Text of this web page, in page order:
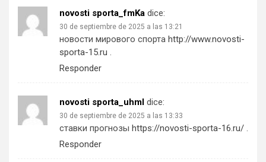
novosti sporta_fmKa dice:
30 de septiembre de 2025 a las 13:21
новости мирового спорта http://www.novosti-
sporta-15.ru .
Responder
novosti sporta_uhml dice:
30 de septiembre de 2025 a las 13:33
ставки прогнозы https://novosti-sporta-16.ru/ .
Responder